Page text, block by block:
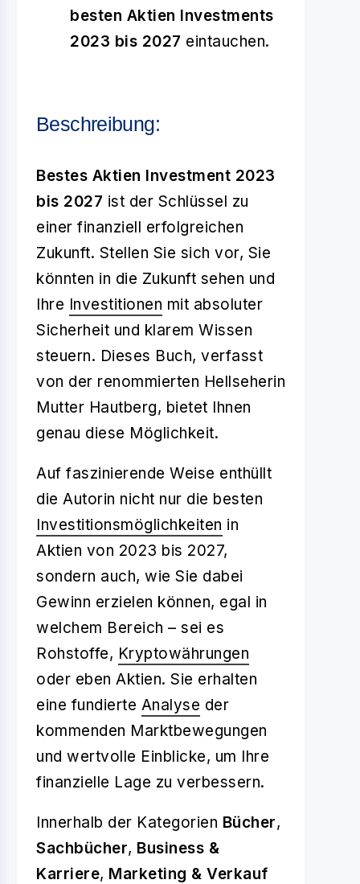
besten Aktien Investments
2023 bis 2027 eintauchen.
Beschreibung:
Bestes Aktien Investment 2023
bis 2027 ist der Schlüssel zu
einer finanziell erfolgreichen
Zukunft. Stellen Sie sich vor, Sie
könnten in die Zukunft sehen und
Ihre Investitionen mit absoluter
Sicherheit und klarem Wissen
steuern. Dieses Buch, verfasst
von der renommierten Hellseherin
Mutter Hautberg, bietet Ihnen
genau diese Möglichkeit.
Auf faszinierende Weise enthüllt
die Autorin nicht nur die besten
Investitionsmöglichkeiten in
Aktien von 2023 bis 2027,
sondern auch, wie Sie dabei
Gewinn erzielen können, egal in
welchem Bereich – sei es
Rohstoffe, Kryptowährungen
oder eben Aktien. Sie erhalten
eine fundierte Analyse der
kommenden Marktbewegungen
und wertvolle Einblicke, um Ihre
finanzielle Lage zu verbessern.
Innerhalb der Kategorien Bücher,
Sachbücher, Business &
Karriere, Marketing & Verkauf